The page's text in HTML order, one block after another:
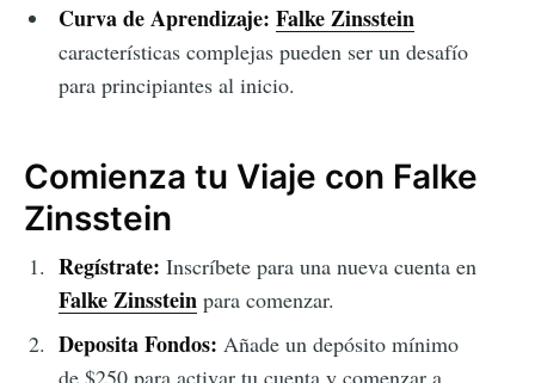
Curva de Aprendizaje: Falke Zinsstein
características complejas pueden ser un desafío
para principiantes al inicio.
Comienza tu Viaje con Falke
Zinsstein
Regístrate: Inscríbete para una nueva cuenta en
Falke Zinssteinpara comenzar.
Deposita Fondos: Añade un depósito mínimo
de $250 para activar tu cuenta y comenzar a